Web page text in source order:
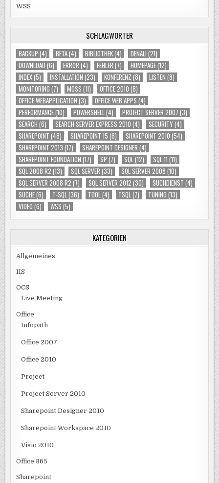
WSS
SCHLAGWÖRTER
BACKUP (4) BETA(4) BIBLIOTHEK(4) DENALI (21)
DOWNLOAD (6) ERROR (4) FEHLER (7) HOMEPAGE(12)
INDEX(5) INSTALLATION (23) KONFERENZ (8) LISTEN (8)
MONITORING (7) MOSS (11) OFFICE 2010 (8)
OFFICE WEBAPPLICATION (3) OFFICE WEB APPS (4)
PERFORMANCE(10) POWERSHELL (4) PROJECT SERVER 2007 (3)
SEARCH (6) SEARCH SERVER EXPRESS 2010 (4) SECURITY(4)
SHAREPOINT (48) SHAREPOINT 15 (6) SHAREPOINT 2010 (54)
SHAREPOINT 2013 (17) SHAREPOINT DESIGNER (4)
SHAREPOINT FOUNDATION (17) SP (7) SQL (12) SQL 11 (11)
SQL 2008 R2 (13) SQL SERVER (33) SQL SERVER 2008 (10)
SQL SERVER 2008 R2 (7) SQL SERVER 2012 (30) SUCHDIENST (4)
SUCHE(6) T-SQL (36) TOOL (4) TSQL (7) TUNING (13)
VIDEO (6) WSS (5)
KATEGORIEN
Allgemeines
IIS
OCS
Live Meeting
Office
Infopath
Office 2007
Office 2010
Project
Project Server 2010
Sharepoint Designer 2010
Sharepoint Workspace 2010
Visio 2010
Office 365
Sharepoint